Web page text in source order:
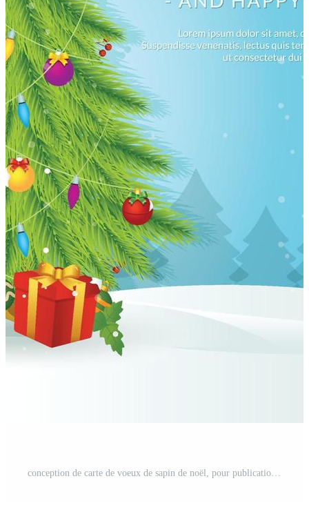
conception de carte de voeux de sapin de noël, pour publication sur les réseaux sociaux Vecteur Pro